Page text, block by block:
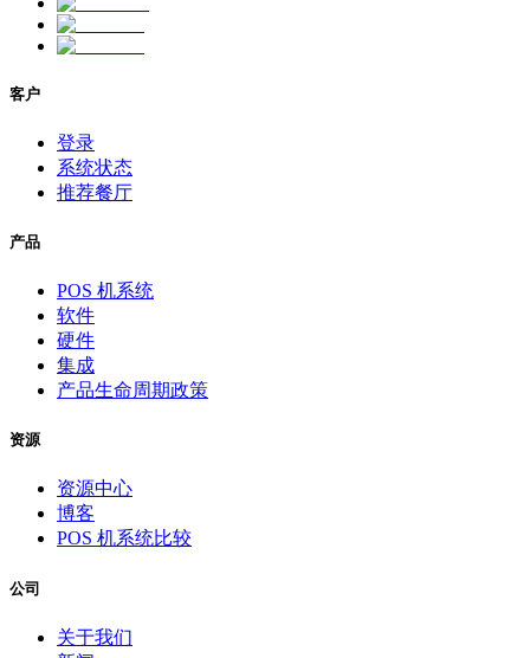
客户
登录
系统状态
推荐餐厅
产品
POS 机系统
软件
硬件
集成
产品生命周期政策
资源
资源中心
博客
POS 机系统比较
公司
关于我们